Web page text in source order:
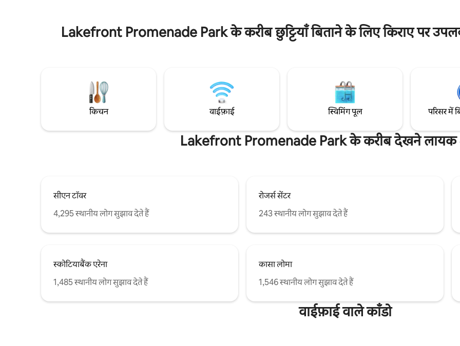
Lakefront Promenade Park के करीब छुट्टियाँ बिताने के लिए किराए पर
किचन वाईफ़ाई स्विमिंग पूल परिसर में
Lakefront Promenade Park के करीब देखने
सीएन टॉवर
4,295 स्थानीय लोग सुझाव देते हैं
रोजर्स सेंटर
243 स्थानीय लोग सुझाव देते हैं
स्कोटियाबैंक एरेना
1,485 स्थानीय लोग सुझाव देते हैं
कासा लोमा
1,546 स्थानीय लोग सुझाव देते हैं
वाईफ़ाई वाले काँडो